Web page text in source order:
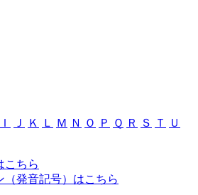
Ｉ Ｊ Ｋ Ｌ Ｍ Ｎ Ｏ Ｐ Ｑ Ｒ Ｓ Ｔ
Ｕ
こちら
（発音記号）はこちら